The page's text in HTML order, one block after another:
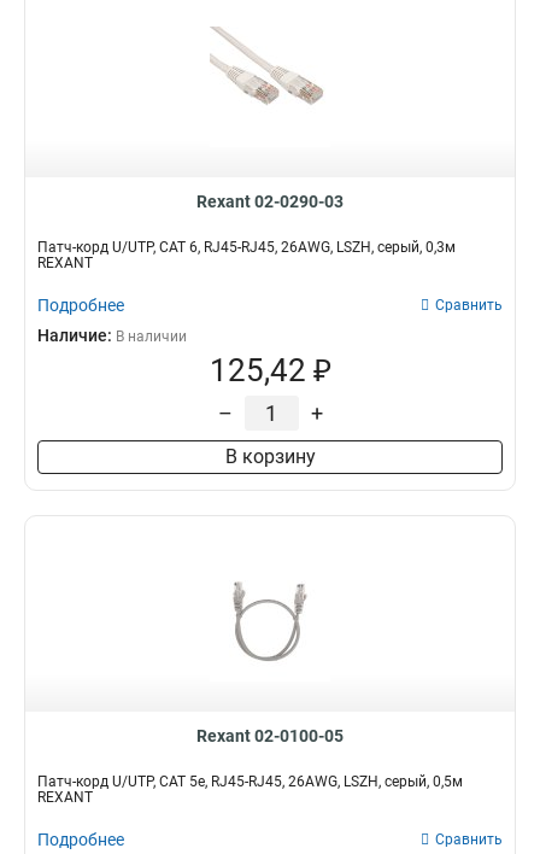
Rexant 02-0290-03
Патч-корд U/UTP, CAT 6, RJ45-RJ45, 26AWG, LSZH, серый, 0,3м
REXANT
Подробнее Сравнить
Наличие: В наличии
125,42 ₽
– +
В корзину
Rexant 02-0100-05
Патч-корд U/UTP, CAT 5e, RJ45-RJ45, 26AWG, LSZH, серый, 0,5м
REXANT
Подробнее Сравнить